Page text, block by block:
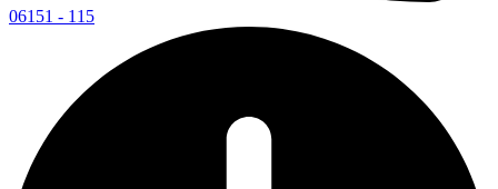
06151 - 115